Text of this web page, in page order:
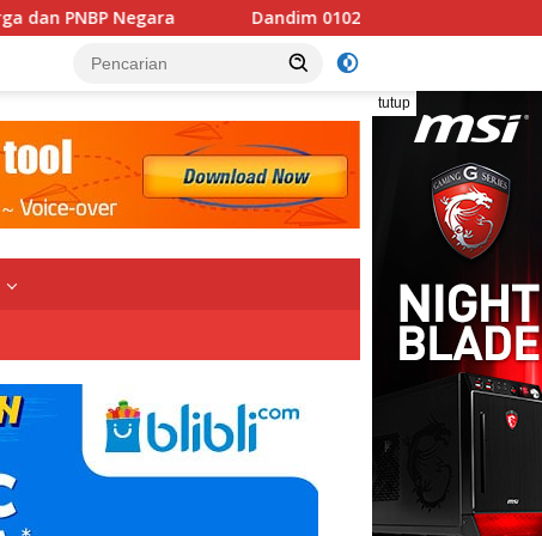
Dandim 0102/Pidie: “Sumur Bor TMMD Hadirkan
tutup